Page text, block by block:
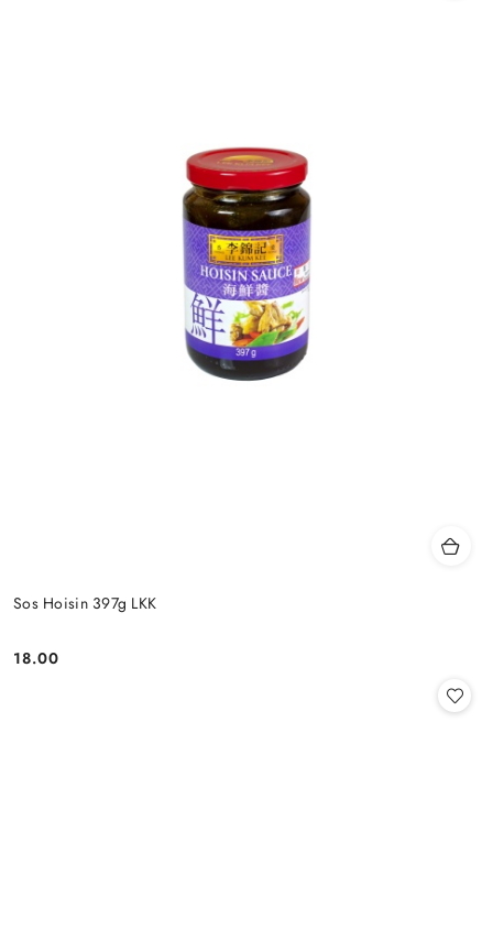
Sos Hoisin 397g LKK
Cena:
18.00